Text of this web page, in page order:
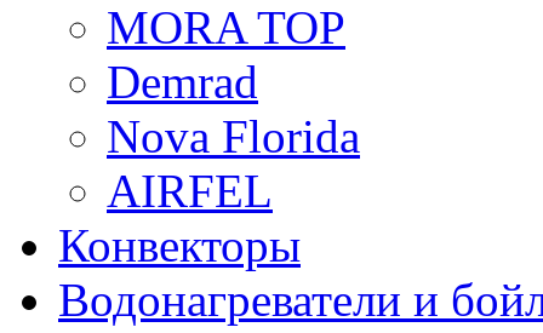
MORA TOP
Demrad
Nova Florida
AIRFEL
Конвекторы
Водонагреватели и